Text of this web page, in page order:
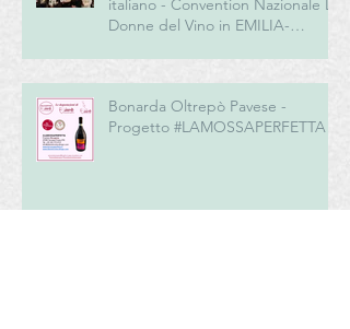
italiano - Convention Nazionale Le
Donne del Vino in EMILIA-
Bonarda Oltrepò Pavese -
Progetto #LAMOSSAPERFETTA